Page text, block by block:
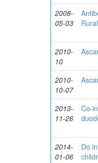
2008-
05-03
2010-
10
2010-
10-07
2013-
11-26
Co-
2014-
01-06
Do